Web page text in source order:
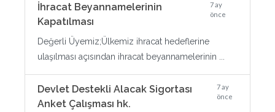
İhracat Beyannamelerinin
Kapatılması
7 ay
önce
Değerli Üyemiz;Ülkemiz ihracat hedeflerine
ulaşılması açısından ihracat beyannamelerinin ...
Devlet Destekli Alacak Sigortası
Anket Çalışması hk.
7 ay
önce